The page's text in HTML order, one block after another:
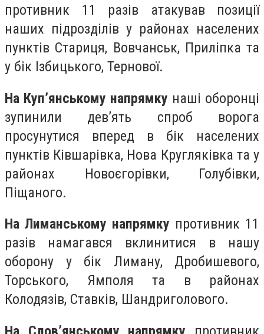
противник 11 разів атакував позиції
наших підрозділів у районах населених
пунктів Стариця, Вовчанськ, Приліпка та
у бік Ізбицького, Тернової.
На Куп’янському напрямку наші оборонці
зупинили дев’ять спроб ворога
просунутися вперед в бік населених
пунктів Ківшарівка, Нова Кругляківка та у
районах Новоєгорівки, Голубівки,
Піщаного.
На Лиманському напрямку противник 11
разів намагався вклинитися в нашу
оборону у бік Лиману, Дробишевого,
Торського, Ямполя та в районах
Колодязів, Ставків, Шандриголового.